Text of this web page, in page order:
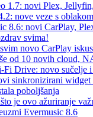
1.7: novi Plex,
nove veze s
8.6: novi CarPlay,
svima!
novo CarPlay
od 10 novih cloud,
Fi Drive: novo sučelje
sinkronizirani widget
poboljšanja
je ovo ažuriranje
Evermusic 8.6